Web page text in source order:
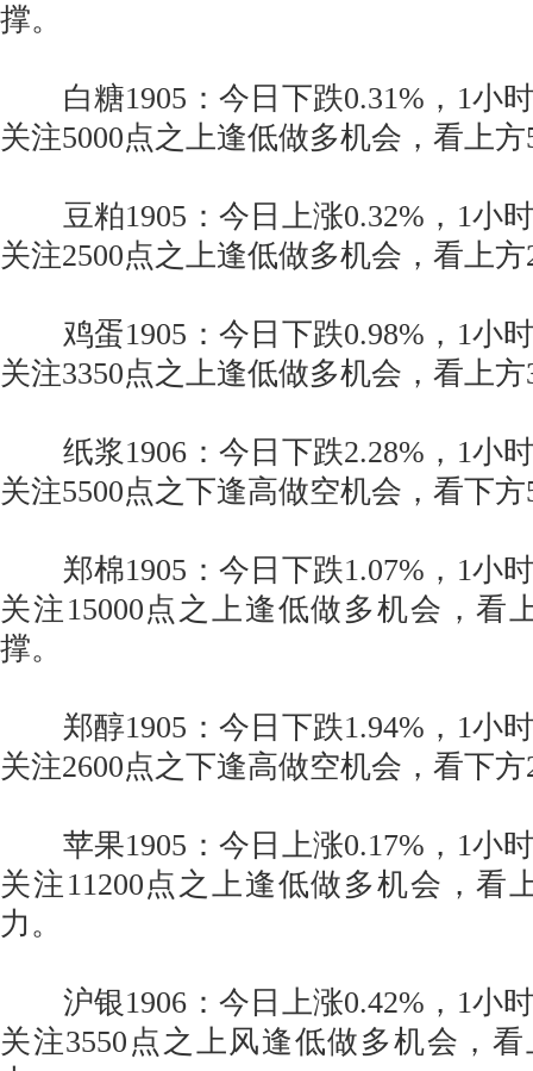
撑。
白糖1905：今日下跌0.31%，1小
关注5000点之上逢低做多机会，看上
豆粕1905：今日上涨0.32%，1小
关注2500点之上逢低做多机会，看上
鸡蛋1905：今日下跌0.98%，1小
关注3350点之上逢低做多机会，看上
纸浆1906：今日下跌2.28%，1小
关注5500点之下逢高做空机会，看下
郑棉1905：今日下跌1.07%，1小
关注15000点之上逢低做多机会，看
撑。
郑醇1905：今日下跌1.94%，1小
关注2600点之下逢高做空机会，看下
苹果1905：今日上涨0.17%，1小
关注11200点之上逢低做多机会，看
力。
沪银1906：今日上涨0.42%，1小
关注3550点之上风逢低做多机会，